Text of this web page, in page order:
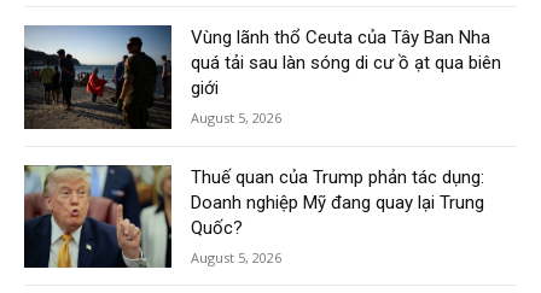
Vùng lãnh thổ Ceuta của Tây Ban Nha
quá tải sau làn sóng di cư ồ ạt qua biên
giới
August 5, 2026
Thuế quan của Trump phản tác dụng:
Doanh nghiệp Mỹ đang quay lại Trung
Quốc?
August 5, 2026